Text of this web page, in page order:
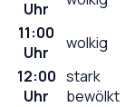
Uhr
11:00
Uhr
wolkig
12:00
Uhr
stark
bewölkt